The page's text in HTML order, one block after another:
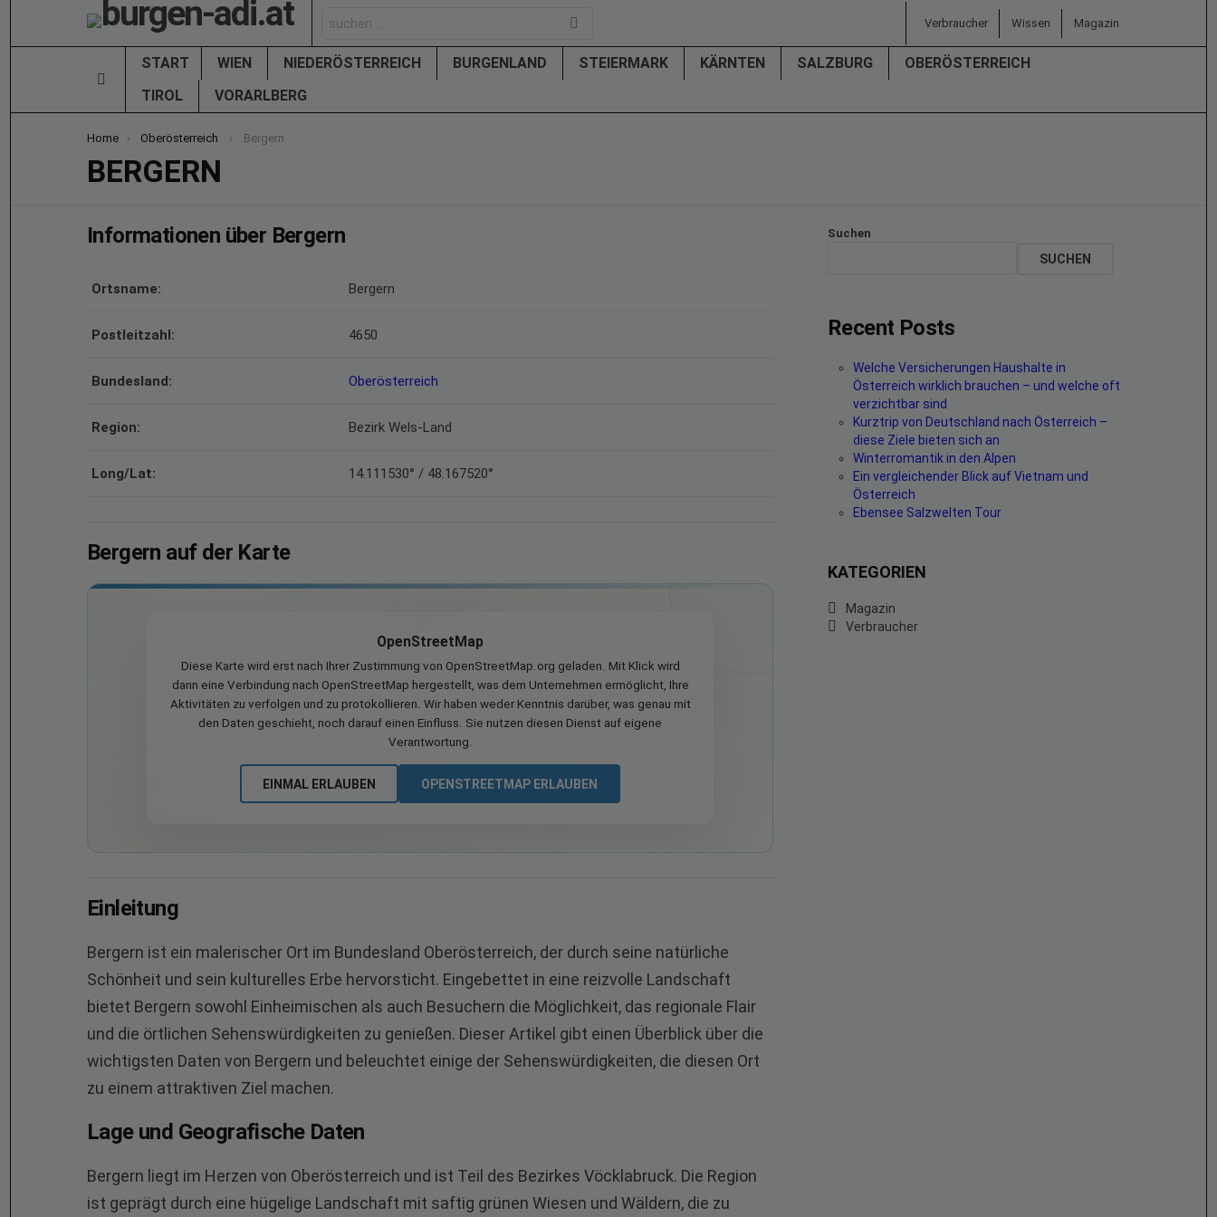
for:
Verbraucher Wissen Magazin
START WIEN NIEDERÖSTERREICH BURGENLAND STEIERMARK KÄRNTEN SALZBURG
OBERÖSTERREICH
TIROL
VORARLBERG
You are here:
Home Oberösterreich Bergern
BERGERN
Informationen über Bergern
Ortsname: Bergern
Postleitzahl: 4650
Bundesland: Oberösterreich
Region: Bezirk Wels-Land
Long/Lat: 14.111530° / 48.167520°
Bergern auf der Karte
OpenStreetMap
Diese Karte wird erst nach Ihrer Zustimmung von OpenStreetMap.org geladen. Mit Klick wird
dann eine Verbindung nach OpenStreetMap hergestellt, was dem Unternehmen ermöglicht, Ihre
Aktivitäten zu verfolgen und zu protokollieren. Wir haben weder Kenntnis darüber, was genau mit
den Daten geschieht, noch darauf einen Einfluss. Sie nutzen diesen Dienst auf eigene
Verantwortung.
EINMAL ERLAUBEN OPENSTREETMAP ERLAUBEN
Einleitung
Bergern ist ein malerischer Ort im Bundesland Oberösterreich, der durch seine natürliche
Schönheit und sein kulturelles Erbe hervorsticht. Eingebettet in eine reizvolle Landschaft
bietet Bergern sowohl Einheimischen als auch Besuchern die Möglichkeit, das regionale Flair
und die örtlichen Sehenswürdigkeiten zu genießen. Dieser Artikel gibt einen Überblick über die
wichtigsten Daten von Bergern und beleuchtet einige der Sehenswürdigkeiten, die diesen Ort
zu einem attraktiven Ziel machen.
Lage und Geografische Daten
Bergern liegt im Herzen von Oberösterreich und ist Teil des Bezirkes Vöcklabruck. Die Region
ist geprägt durch eine hügelige Landschaft mit saftig grünen Wiesen und Wäldern, die zu
Suchen
SUCHEN
Recent Posts
Welche Versicherungen Haushalte in
Österreich wirklich brauchen – und welche oft
verzichtbar sind
Kurztrip von Deutschland nach Österreich –
diese Ziele bieten sich an
Winterromantik in den Alpen
Ein vergleichender Blick auf Vietnam und
Österreich
Ebensee Salzwelten Tour
KATEGORIEN
Magazin
Verbraucher